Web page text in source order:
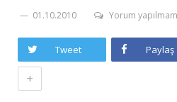
01.10.2010 Yorum
Tweet Paylaş
+